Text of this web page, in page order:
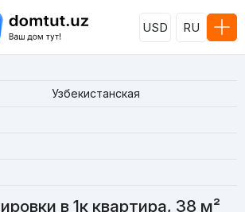
USD RU
Узбекистанская
в 1к квартира, 38 м²